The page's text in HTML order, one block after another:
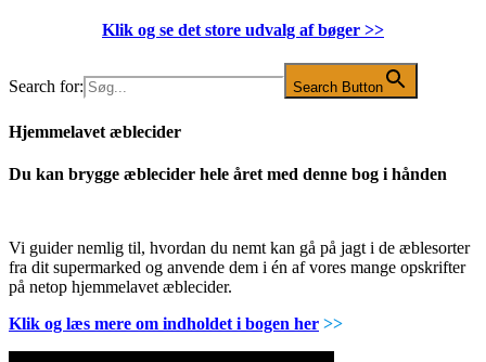
Klik og se det store udvalg af bøger >>
Search for: Search Button
Hjemmelavet æblecider
Du kan brygge æblecider hele året med denne bog i hånden
Vi guider nemlig til, hvordan du nemt kan gå på jagt i de æblesorter
fra dit supermarked og anvende dem i én af vores mange opskrifter
på netop hjemmelavet æblecider.
Klik og læs mere om indholdet i bogen her >>